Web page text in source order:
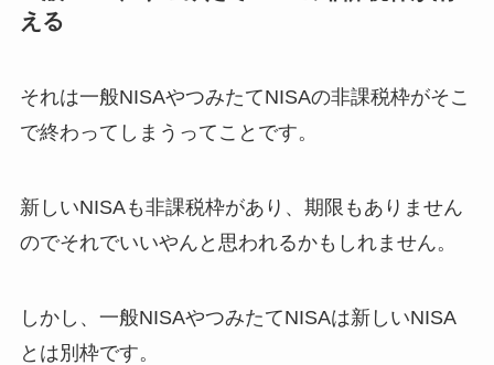
える
それは一般NISAやつみたてNISAの非課税枠がそこ
で終わってしまうってことです。
新しいNISAも非課税枠があり、期限もありません
のでそれでいいやんと思われるかもしれません。
しかし、一般NISAやつみたてNISAは新しいNISA
とは別枠です。